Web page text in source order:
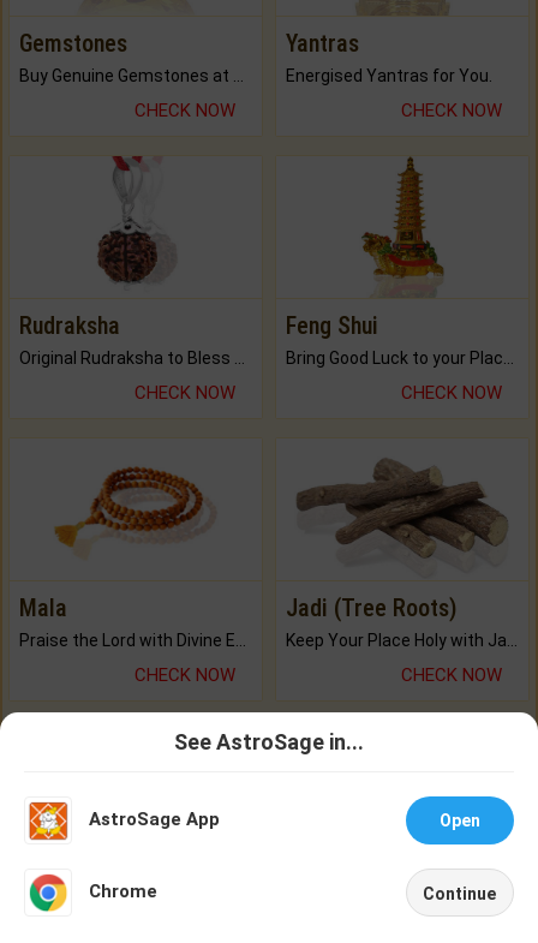
Gemstones
CHECK NOW
Yantras
Energised Yantras for You.
CHECK NOW
Rudraksha
CHECK NOW
Feng Shui
CHECK NOW
Mala
CHECK NOW
Jadi (Tree Roots)
CHECK NOW
250+ pages
See AstroSage in...
AstroSage App Open
Chrome Continue
Astrologer
Home Account